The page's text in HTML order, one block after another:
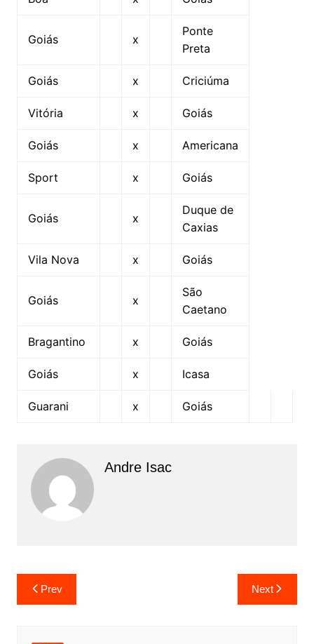
Goiás x
Ponte
Preta
Goiás x Criciúma
Vitória x Goiás
Goiás x Americana
Sport x Goiás
Goiás x
Duque de
Caxias
Vila Nova x Goiás
Goiás x
São
Caetano
Bragantino x Goiás
Goiás x Icasa
Guarani x Goiás
Andre Isac
Prev Next